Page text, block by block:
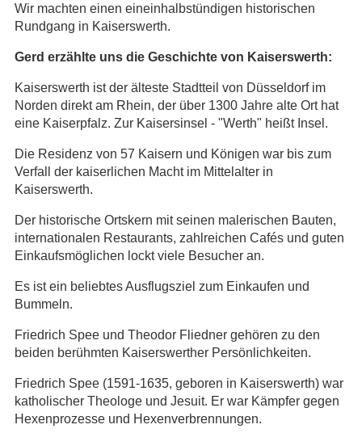
Wir machten einen eineinhalbstündigen historischen
Rundgang in Kaiserswerth.
Gerd erzählte uns die Geschichte von Kaiserswerth:
Kaiserswerth ist der älteste Stadtteil von Düsseldorf im
Norden direkt am Rhein, der über 1300 Jahre alte Ort hat
eine Kaiserpfalz. Zur Kaisersinsel - "Werth" heißt Insel.
Die Residenz von 57 Kaisern und Königen war bis zum
Verfall der kaiserlichen Macht im Mittelalter in
Kaiserswerth.
Der historische Ortskern mit seinen malerischen Bauten,
internationalen Restaurants, zahlreichen Cafés und guten
Einkaufsmöglichen lockt viele Besucher an.
Es ist ein beliebtes Ausflugsziel zum Einkaufen und
Bummeln.
Friedrich Spee und Theodor Fliedner gehören zu den
beiden berühmten Kaiserswerther Persönlichkeiten.
Friedrich Spee (1591-1635, geboren in Kaiserswerth) war
katholischer Theologe und Jesuit. Er war Kämpfer gegen
Hexenprozesse und Hexenverbrennungen.